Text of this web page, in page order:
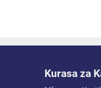
Kurasa za